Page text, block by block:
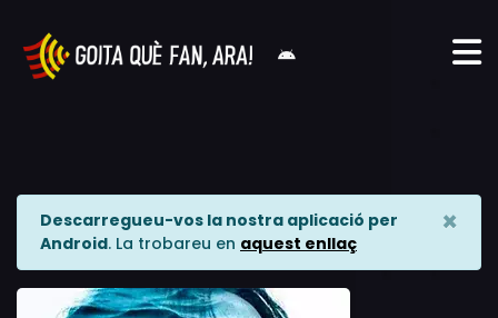
Descarregueu-vos la nostra aplicació per
Android. La trobareu en aquest enllaç
×